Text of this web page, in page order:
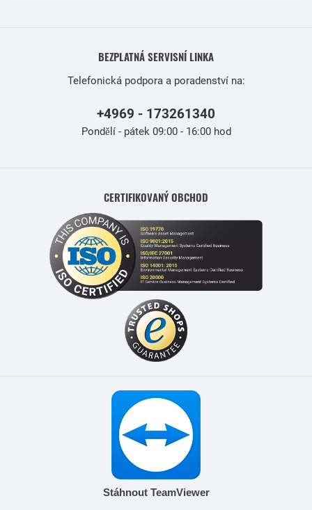
BEZPLATNÁ SERVISNÍ LINKA
Telefonická podpora a poradenství na:
+4969 - 173261340
Pondělí - pátek 09:00 - 16:00 hod
CERTIFIKOVANÝ OBCHOD
Stáhnout TeamViewer